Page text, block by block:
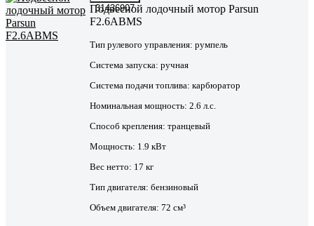
31436907
Подвесной лодочный мотор Parsun
F2.6ABMS
Тип рулевого управления: румпель
Система запуска: ручная
Система подачи топлива: карбюратор
Номинальная мощность: 2.6 л.с.
Способ крепления: транцевый
Мощность: 1.9 кВт
Вес нетто: 17 кг
Тип двигателя: бензиновый
Объем двигателя: 72 см³